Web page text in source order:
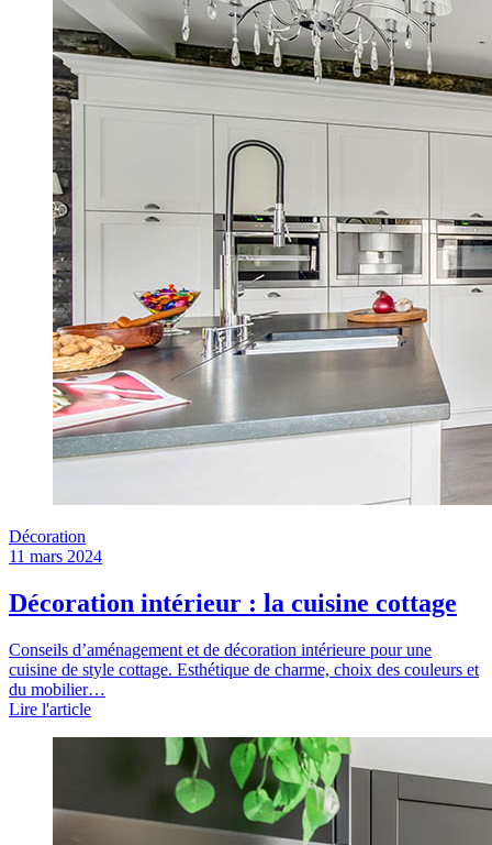
Décoration
11 mars 2024
Décoration intérieur : la cuisine cottage
Conseils d’aménagement et de décoration intérieure pour une
cuisine de style cottage. Esthétique de charme, choix des couleurs et
du mobilier…
Lire l'article